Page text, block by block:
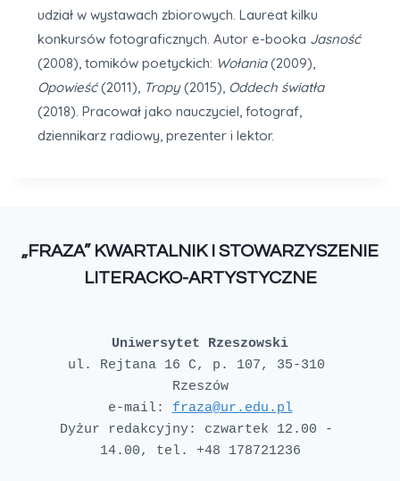
udział w wystawach zbiorowych. Laureat kilku
konkursów fotograficznych. Autor e-booka Jasność
(2008), tomików poetyckich: Wołania(2009),
Opowieść(2011), Tropy(2015), Oddech światła
(2018). Pracował jako nauczyciel, fotograf,
dziennikarz radiowy, prezenter i lektor.
„FRAZA” KWARTALNIK I STOWARZYSZENIE
LITERACKO-ARTYSTYCZNE
Uniwersytet Rzeszowski
ul. Rejtana 16 C, p. 107, 35-310
Rzeszów
e-mail: fraza@ur.edu.pl
Dyżur redakcyjny: czwartek 12.00 -